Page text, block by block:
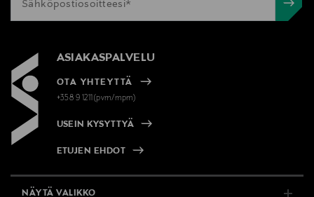
ASIAKASPALVELU
OTA YHTEYTTÄ
+358 9 1211(pvm/mpm)
USEIN KYSYTTYÄ
ETUJEN EHDOT
NÄYTÄ VALIKKO